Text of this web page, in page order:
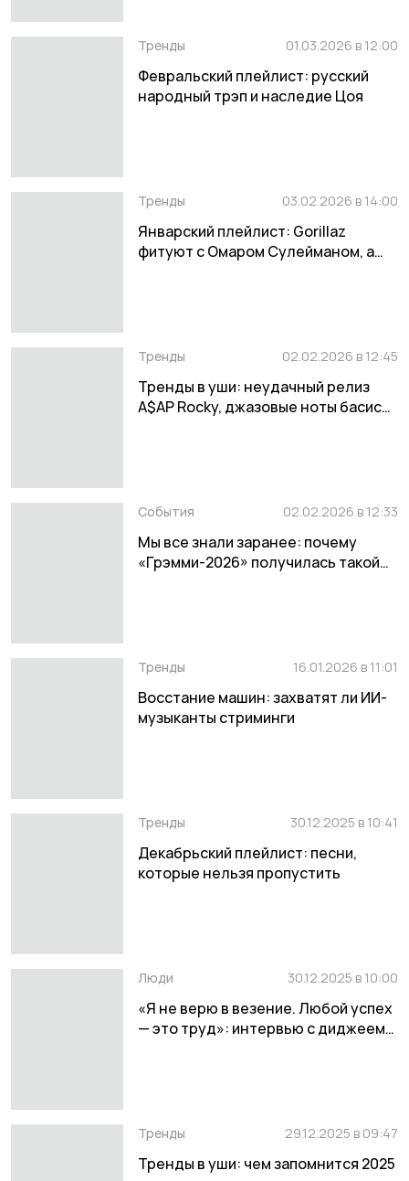
Тренды 01.03.2026 в 12:00
Февральский плейлист: русский
народный трэп и наследие Цоя
Тренды 03.02.2026 в 14:00
Январский плейлист: Gorillaz
фитуют с Омаром Сулейманом, а
Тренды 02.02.2026 в 12:45
Тренды в уши: неудачный релиз
A$AP Rocky, джазовые ноты басиста
События 02.02.2026 в 12:33
Мы все знали заранее: почему
«Грэмми-2026» получилась такой
Тренды 16.01.2026 в 11:01
Восстание машин: захватят ли ИИ-
музыканты стриминги
Тренды 30.12.2025 в 10:41
Декабрьский плейлист: песни,
которые нельзя пропустить
Люди 30.12.2025 в 10:00
«Я не верю в везение. Любой успех
— это труд»: интервью с диджеем
Тренды 29.12.2025 в 09:47
Тренды в уши: чем запомнится 2025